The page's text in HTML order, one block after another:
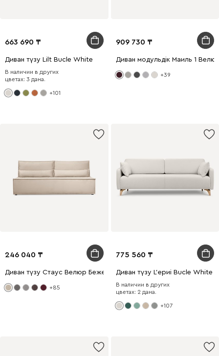
663 690
Диван түзу Lilt Bucle White
В наличии в других
цветах: 3 дана.
+101
909 730
Диван модульдік Маиль 1
+39
246 040
Диван түзу Стаус Велюр Бежевый
+85
775 560
Диван түзу L'ериi Bucle White
В наличии в других
цветах: 2 дана.
+107